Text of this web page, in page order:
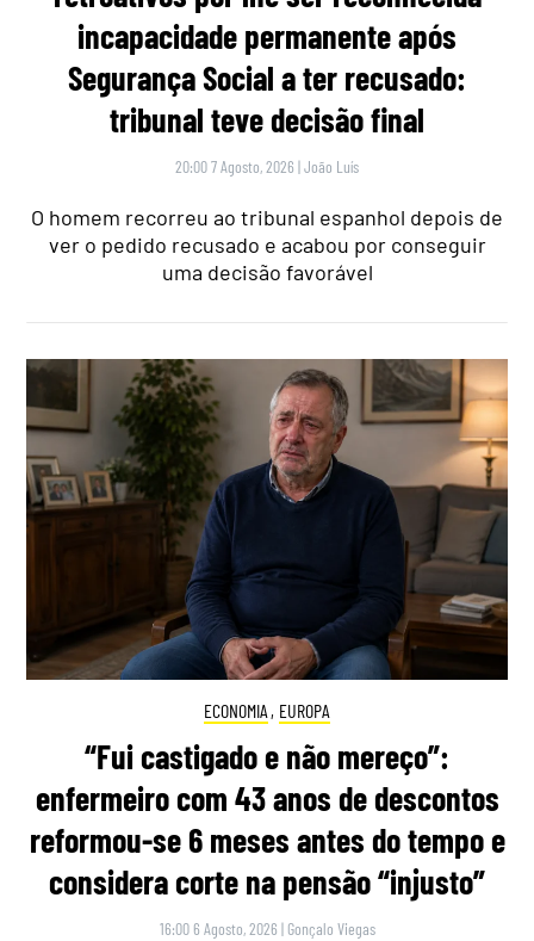
incapacidade permanente após
Segurança Social a ter recusado:
tribunal teve decisão final
20:00 7 Agosto, 2026 |João Luís
O homem recorreu ao tribunal espanhol depois de
ver o pedido recusado e acabou por conseguir
uma decisão favorável
ECONOMIA , EUROPA
“Fui castigado e não mereço”:
enfermeiro com 43 anos de descontos
reformou-se 6 meses antes do tempo e
considera corte na pensão “injusto”
16:00 6 Agosto, 2026 | Gonçalo Viegas